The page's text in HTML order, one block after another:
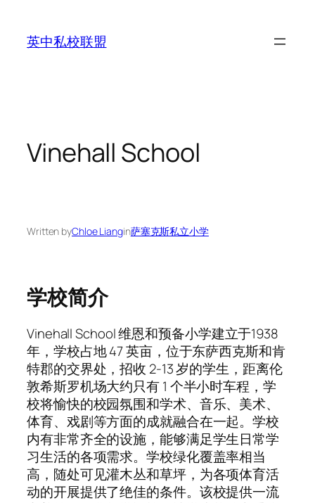
content
英中私校联盟
Vinehall School
Written byChloe Liangin萨塞克斯私立小学
学校简介
Vinehall School 维恩和预备小学建立于1938
年，学校占地 47 英亩，位于东萨西克斯和肯
特郡的交界处，招收 2-13 岁的学生，距离伦
敦希斯罗机场大约只有 1 个半小时车程，学
校将愉快的校园氛围和学术、音乐、美术、
体育、戏剧等方面的成就融合在一起。学校
内有非常齐全的设施，能够满足学生日常学
习生活的各项需求。学校绿化覆盖率相当
高，随处可见灌木丛和草坪，为各项体育活
动的开展提供了绝佳的条件。该校提供一流